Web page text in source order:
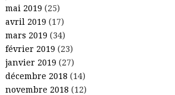
mai 2019 (25)
avril 2019 (17)
mars 2019 (34)
février 2019 (23)
janvier 2019 (27)
décembre 2018 (14)
novembre 2018 (12)